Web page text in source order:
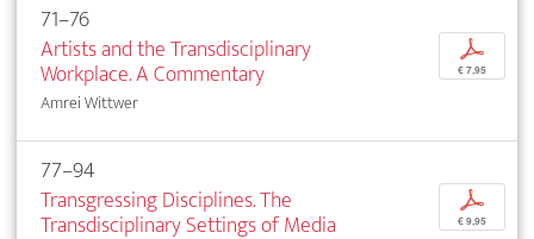
71–76
Artists and the Transdisciplinary
Workplace. A Commentary
Amrei Wittwer
p
€ 7,95
77–94
Transgressing Disciplines. The
Transdisciplinary Settings of Media
p
€ 9,95